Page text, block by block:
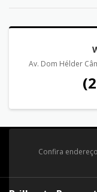
Av. Dom Hélder
Confira